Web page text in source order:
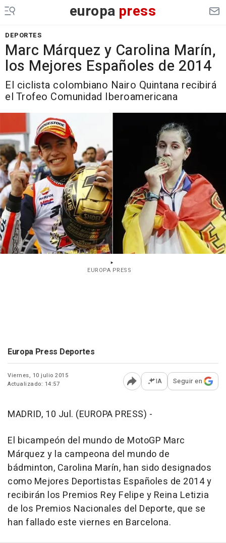
europa press
DEPORTES
Marc Márquez y Carolina Marín,
los Mejores Españoles de 2014
El ciclista colombiano Nairo Quintana recibirá
el Trofeo Comunidad Iberoamericana
EUROPA PRESS
Europa Press Deportes
Viernes, 10 julio 2015
Actualizado: 14:57
Abrir opciones para
IA Seguir en
MADRID, 10 Jul. (EUROPA PRESS) -
El bicampeón del mundo de MotoGP Marc
Márquez y la campeona del mundo de
bádminton, Carolina Marín, han sido designados
como Mejores Deportistas Españoles de 2014 y
recibirán los Premios Rey Felipe y Reina Letizia
de los Premios Nacionales del Deporte, que se
han fallado este viernes en Barcelona.